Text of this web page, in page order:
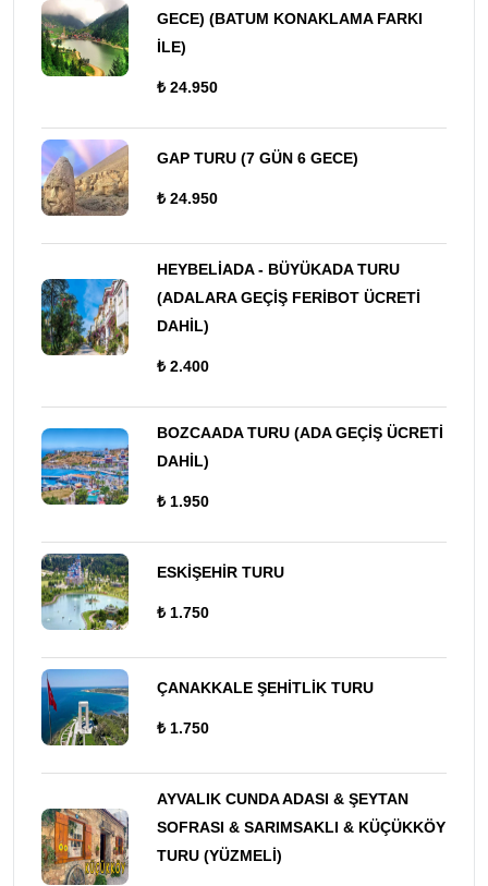
GECE) (BATUM KONAKLAMA FARKI
İLE)
₺ 24.950
GAP TURU (7 GÜN 6 GECE)
₺ 24.950
HEYBELİADA - BÜYÜKADA TURU
(ADALARA GEÇİŞ FERİBOT ÜCRETİ
DAHİL)
₺ 2.400
BOZCAADA TURU (ADA GEÇİŞ ÜCRETİ
DAHİL)
₺ 1.950
ESKİŞEHİR TURU
₺ 1.750
ÇANAKKALE ŞEHİTLİK TURU
₺ 1.750
AYVALIK CUNDA ADASI & ŞEYTAN
SOFRASI & SARIMSAKLI & KÜÇÜKKÖY
TURU (YÜZMELİ)